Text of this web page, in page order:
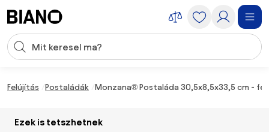
Keresési bevitel
Felújítás Postaládák Monzana® Postaláda 30,5x8,5x33,5 cm -
Ezek is tetszhetnek